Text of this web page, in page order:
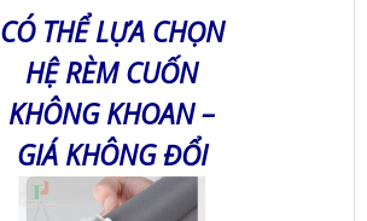
CÓ THỂ LỰA CHỌN
HỆ RÈM CUỐN
KHÔNG KHOAN –
GIÁ KHÔNG ĐỔI